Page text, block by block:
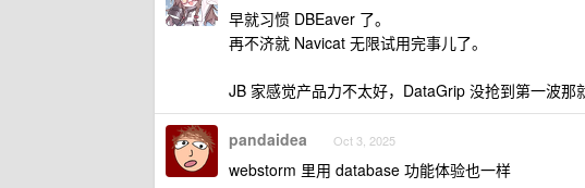
早就习惯 DBEaver 了。
再不济就 Navicat 无限试用完事儿了。
JB 家感觉产品力不太好，DataGrip 没抢到第一波那
pandaidea Oct 3, 2025
webstorm 里用 database 功能体验也一样